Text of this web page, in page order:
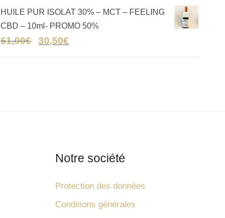
HUILE PUR ISOLAT 30% – MCT – FEELING
CBD – 10ml- PROMO 50%
61,00€ 30,50€
Notre société
Protection des données
Conditions générales